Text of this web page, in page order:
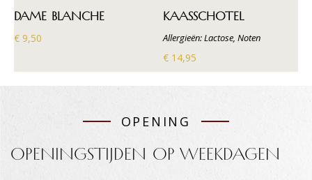
DAME BLANCHE
€ 9,50
KAASSCHOTEL
Allergieën: Lactose, Noten
€ 14,95
OPENING
OPENINGSTIJDEN OP WEEKDAGEN